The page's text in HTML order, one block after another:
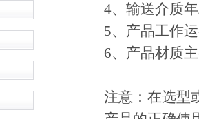
4、输送介质
5、产品工作
6、产品材质
注意：在选型